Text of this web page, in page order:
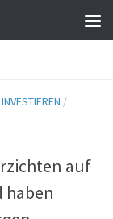
/
auf
haben